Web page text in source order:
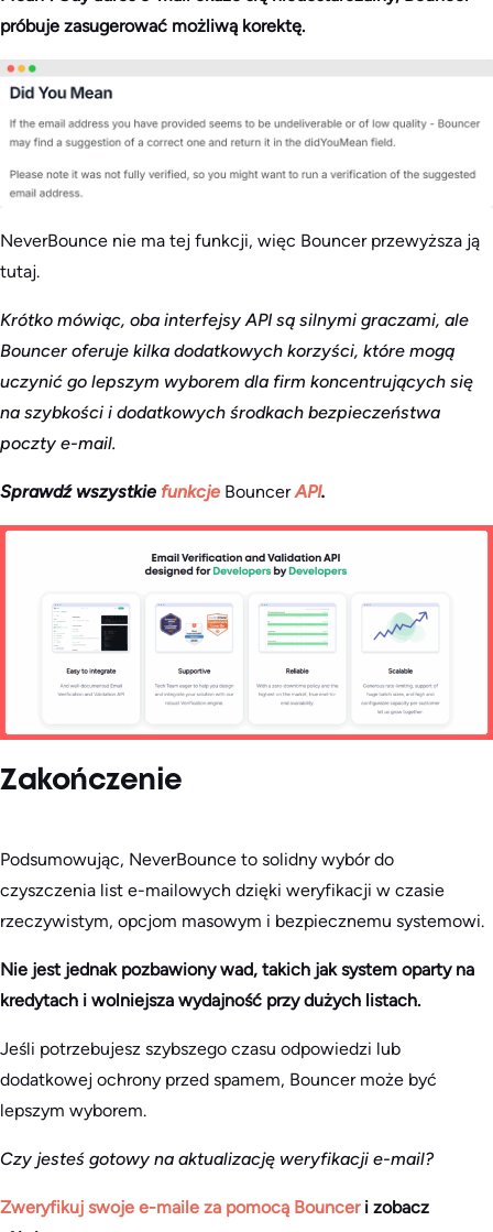
próbuje zasugerować możliwą korektę.
NeverBounce nie ma tej funkcji, więc Bouncer przewyższa ją
tutaj.
Krótko mówiąc, oba interfejsy API są silnymi graczami, ale
Bouncer oferuje kilka dodatkowych korzyści, które mogą
uczynić go lepszym wyborem dla firm koncentrujących się
na szybkości i dodatkowych środkach bezpieczeństwa
poczty e-mail.
Sprawdź wszystkie funkcje BouncerAPI.
Zakończenie
Podsumowując, NeverBounce to solidny wybór do
czyszczenia list e-mailowych dzięki weryfikacji w czasie
rzeczywistym, opcjom masowym i bezpiecznemu systemowi.
Nie jest jednak pozbawiony wad, takich jak system oparty na
kredytach i wolniejsza wydajność przy dużych listach.
Jeśli potrzebujesz szybszego czasu odpowiedzi lub
dodatkowej ochrony przed spamem, Bouncer może być
lepszym wyborem.
Czy jesteś gotowy na aktualizację weryfikacji e-mail?
Zweryfikuj swoje e-maile za pomocą Bounceri zobacz